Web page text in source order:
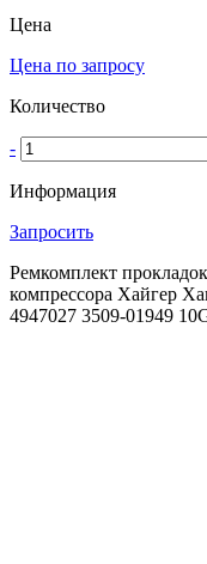
Цена
Цена по запросу
Количество
-
Информация
Запросить
Ремкомплект
компрессора Хайгер
4947027 3509-01949